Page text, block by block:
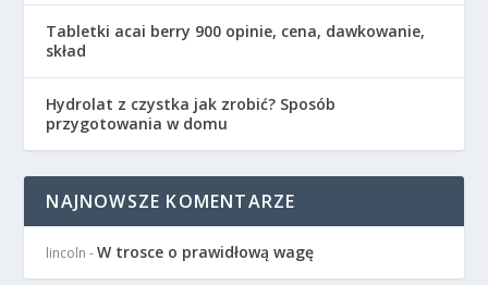
Tabletki acai berry 900 opinie, cena, dawkowanie,
skład
Hydrolat z czystka jak zrobić? Sposób
przygotowania w domu
NAJNOWSZE KOMENTARZE
lincoln -W trosce o prawidłową wagę